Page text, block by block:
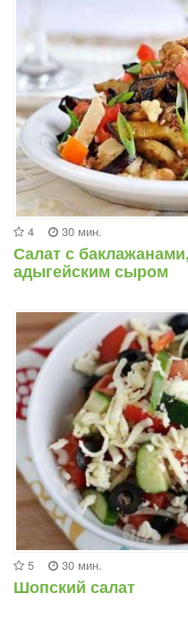
4 30 мин.
Салат с
адыгейским сыром
5 30 мин.
Шопский салат